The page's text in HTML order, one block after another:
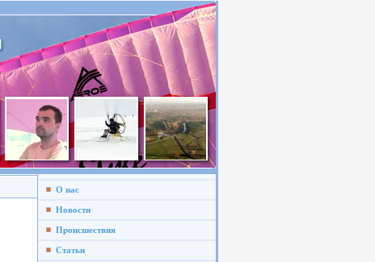
О нас
Новости
Происшествия
Статьи